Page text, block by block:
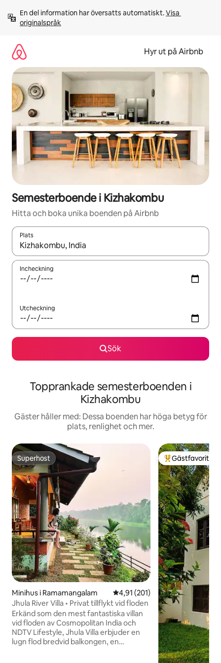
innehåll
En del information har översatts automatiskt. Visa
originalspråk
Hyr ut på Airbnb
Semesterboende i Kizhakombu
Hitta och boka unika boenden på Airbnb
Plats
När resultaten är tillgängliga kan du navigera med upp- och
Incheckning
Utcheckning
Sök
Topprankade semesterboenden i
Kizhakombu
Gäster håller med: Dessa boenden har höga betyg för
plats, renlighet och mer.
Superhost
Superhost
Minihus i Ramamangalam 4,91 av 5 i genomsnittligt
4,91 (201)
Jhula River Villa • Privat tillflykt vid floden
Erkänd som den mest fantastiska villan
vid floden av Cosmopolitan India och
NDTV Lifestyle, Jhula Villa erbjuder en
lugn flod bredvid balkongen, en
Populär
Gästfavorit